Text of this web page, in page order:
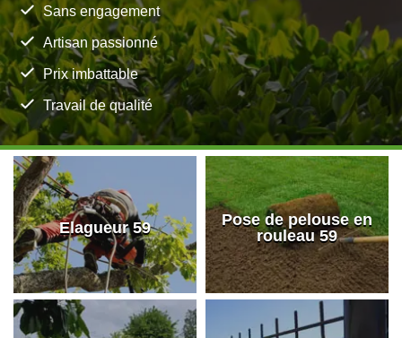
Sans engagement
Artisan passionné
Prix imbattable
Travail de qualité
Elagueur 59
Pose de pelouse en
rouleau 59